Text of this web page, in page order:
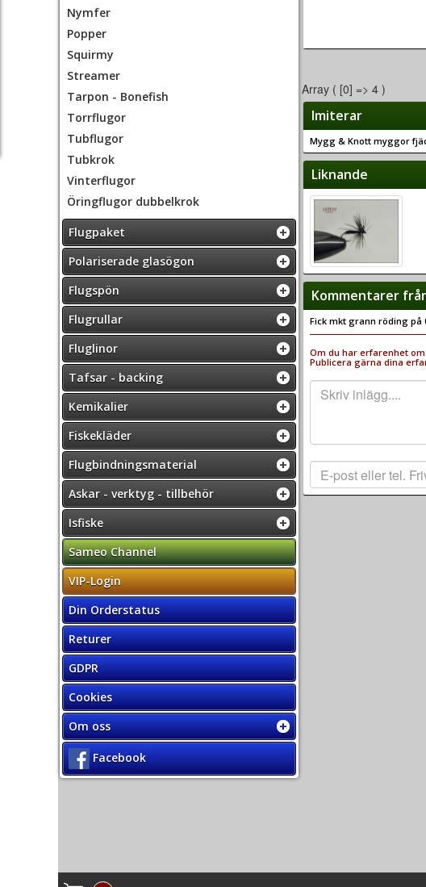
Nymfer
Popper
Squirmy
Streamer
Tarpon - Bonefish
Torrflugor
Tubflugor
Tubkrok
Vinterflugor
Öringflugor dubbelkrok
Flugpaket
Polariserade glasögon
Flugspön
Flugrullar
Fluglinor
Tafsar - backing
Kemikalier
Fiskekläder
Flugbindningsmaterial
Askar - verktyg - tillbehör
Isfiske
Sameo Channel
VIP-Login
Din Orderstatus
Returer
GDPR
Cookies
Om oss
Facebook
Array ( [0] => 4 )
Imiterar
Mygg & Knott myggor
Liknande
Kommentarer
Fick mkt grann röding på
Om du har erfarenhet
Publicera gärna dina